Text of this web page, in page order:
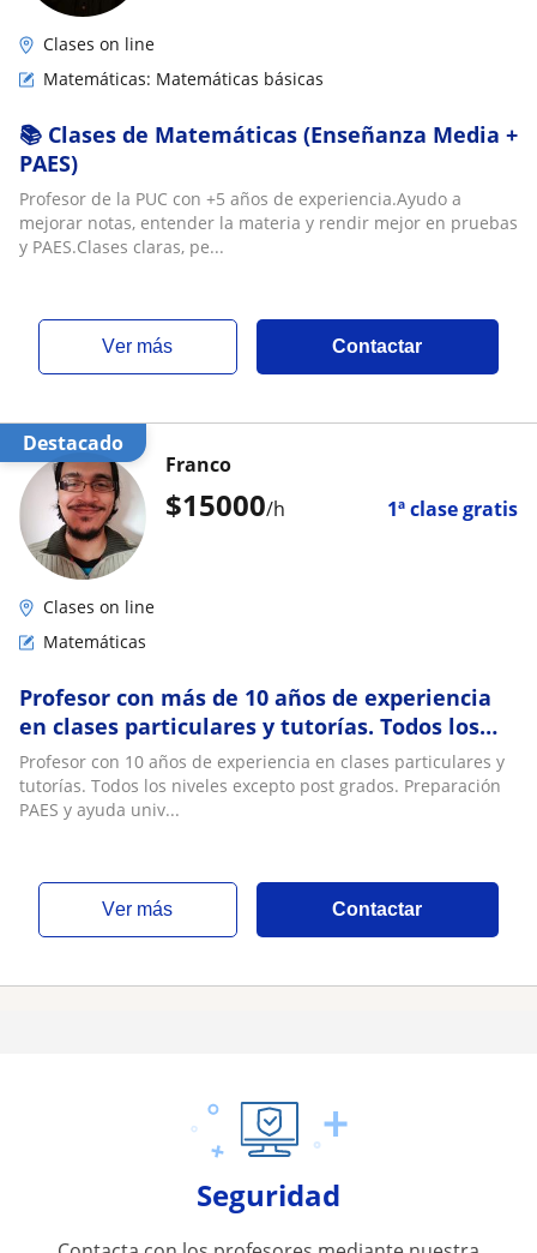
Clases on line
Matemáticas: Matemáticas básicas
📚 Clases de Matemáticas (Enseñanza Media +
PAES)
Profesor de la PUC con +5 años de experiencia.Ayudo a
mejorar notas, entender la materia y rendir mejor en pruebas
y PAES.Clases claras, pe...
ver más Contactar
Destacado
$15000/h 1ª clase gratis
Franco
Clases on line
Matemáticas
Profesor con más de 10 años de experiencia
en clases particulares y tutorías. Todos los
niveles excepto post grados
Profesor con 10 años de experiencia en clases particulares y
tutorías. Todos los niveles excepto post grados. Preparación
PAES y ayuda univ...
ver más Contactar
Seguridad